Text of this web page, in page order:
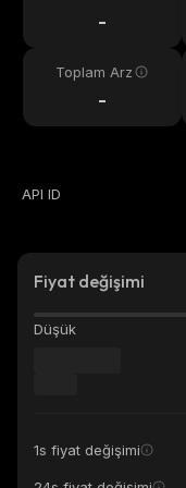
-
Toplam Arz
-
API ID
Fiyat değişimi
Düşük
1s fiyat değişimi